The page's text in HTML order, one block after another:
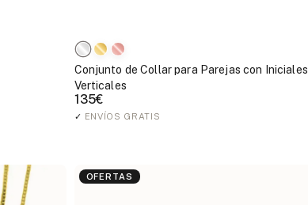
Conjunto de Collar para Parejas con Iniciales
Verticales
135€
✓ ENVÍOS GRATIS
OFERTAS